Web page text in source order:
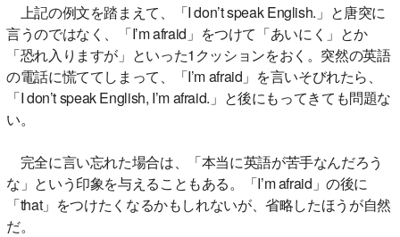
上記の例文を踏まえて、「I don’t speak English.」と唐突に
言うのではなく、「I’m afraid」をつけて「あいにく」とか
「恐れ入りますが」といった1クッションをおく。突然の英語
の電話に慌ててしまって、「I’m afraid」を言いそびれたら、
「I don’t speak English, I’m afraid.」と後にもってきても問題な
い。
完全に言い忘れた場合は、「本当に英語が苦手なんだろう
な」という印象を与えることもある。「I’m afraid」の後に
「that」をつけたくなるかもしれないが、省略したほうが自然
だ。